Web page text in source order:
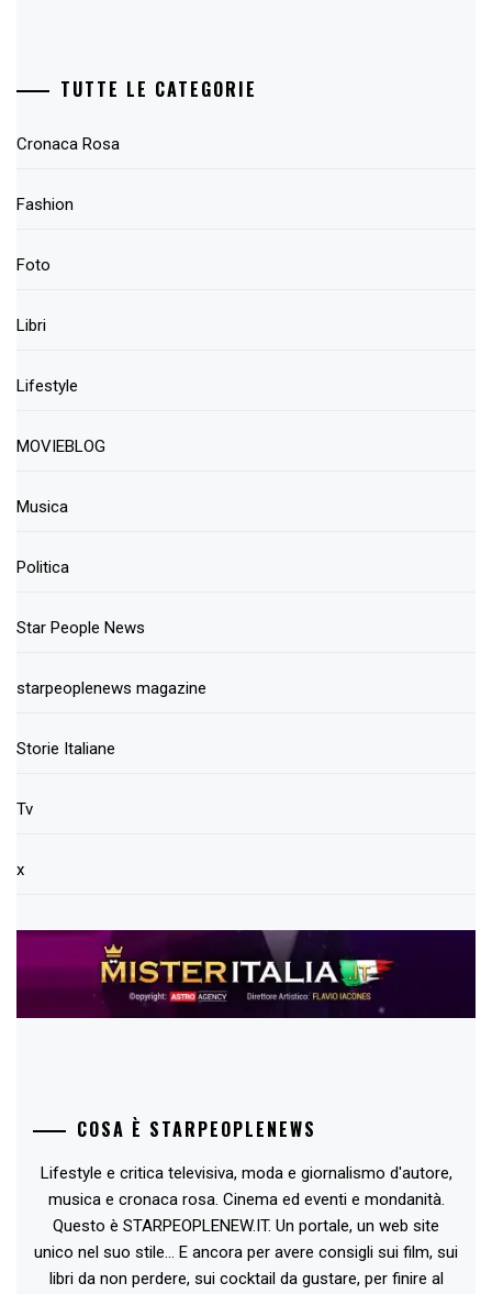
TUTTE LE CATEGORIE
Cronaca Rosa
Fashion
Foto
Libri
Lifestyle
MOVIEBLOG
Musica
Politica
Star People News
starpeoplenews magazine
Storie Italiane
Tv
x
COSA È STARPEOPLENEWS
Lifestyle e critica televisiva, moda e giornalismo d'autore,
musica e cronaca rosa. Cinema ed eventi e mondanità.
Questo è STARPEOPLENEW.IT. Un portale, un web site
unico nel suo stile... E ancora per avere consigli sui film, sui
libri da non perdere, sui cocktail da gustare, per finire al